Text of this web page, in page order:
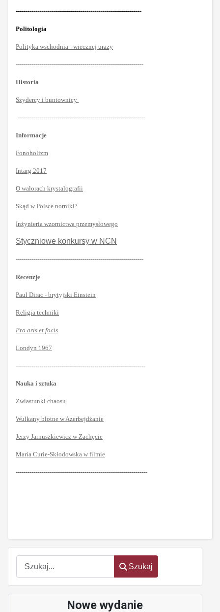
Szukaj
Szukaj
Nowe wydanie
----------------------------------------------------------------
Politologia
Polityka wschodnia - wiecznej urazy
-----------------------------------------------------------------
Historia
Szydercy i buntownicy
-----------------------------------------------------------------
Informacje
Fonoholizm
Intarg 2017
O walorach krystalografii
Skąd w Polsce norniki?
Inżynieria wzornictwa przemysłowego
Styczniowe konkursy w NCN
-----------------------------------------------------------------
Recenzje
Paul Dirac - brytyjski Einstein
Religia techniki
Pro aris et focis
Londyn 1967
------------------------------------------------------------------
Nauka i sztuka
Zwiastunki chaosu
Wulkany błotne w Azerbejdżanie
Jerzy Jarnuszkiewicz w Zachęcie
Maria Curie-Skłodowska w filmie
-------------------------------------------------------------------